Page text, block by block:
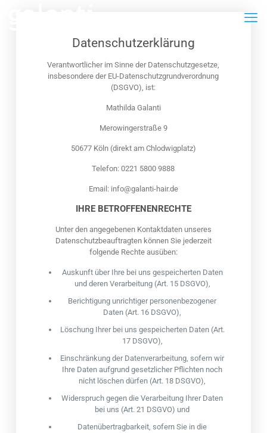
Datenschutzerklärung
Verantwortlicher im Sinne der Datenschutzgesetze,
insbesondere der EU-Datenschutzgrundverordnung
(DSGVO), ist:
Mathilda Galanti
Merowingerstraße 9
50677 Köln (direkt am Chlodwigplatz)
Telefon: 0221 5800 9888
Email: info@galanti-hair.de
IHRE BETROFFENENRECHTE
Unter den angegebenen Kontaktdaten unseres
Datenschutzbeauftragten können Sie jederzeit
folgende Rechte ausüben:
Auskunft über Ihre bei uns gespeicherten Daten
und deren Verarbeitung (Art. 15 DSGVO),
Berichtigung unrichtiger personenbezogener
Daten (Art. 16 DSGVO),
Löschung Ihrer bei uns gespeicherten Daten (Art.
17 DSGVO),
Einschränkung der Datenverarbeitung, sofern wir
Ihre Daten aufgrund gesetzlicher Pflichten noch
nicht löschen dürfen (Art. 18 DSGVO),
Widerspruch gegen die Verarbeitung Ihrer Daten
bei uns (Art. 21 DSGVO) und
Datenübertragbarkeit, sofern Sie in die